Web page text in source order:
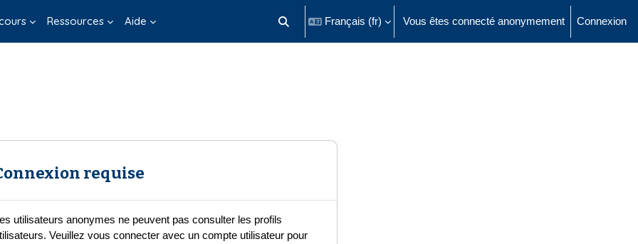
Ressources Aide Activer/désactiver la saisie de recherche
Français ‎(fr)‎ Vous êtes connecté anonymement Connexion
requise
utilisateurs anonymes ne peuvent pas consulter les profils
Veuillez vous connecter avec un compte utilisateur pour